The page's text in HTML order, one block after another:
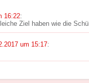
16:22:
Ziel haben wie die
um 15:17: